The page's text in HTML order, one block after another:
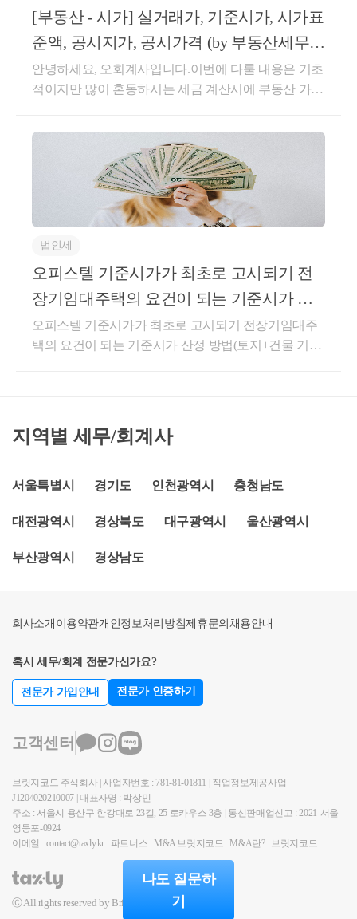
나도 질문하
기
문 문용현 세무사 입니다. 질문하신 내용에 대하여 아
하나를 먼저 처분하셔서 1주택+1입주권인 상태를 만
드신 후, 입주권 취득일로부터 3년 이내 종전주택을 양
도하시면 1세대 1주택 양도세 비과세를 적용받을 수
개정전의 예규입니다. 따라서 A주택의 보유기간의 재
기산 제도는 무시하시고, 입주권 취득일로부터 3년 이
내에 종전주택을 양도하시면 비과세 가능합니다.양도,
서면-2021-법규재산-7774 [법규과-1235] , 2022.04.19[ 제
목 ] 1주택과 2조합원입주권을 보유한 1세대가 1조합
원입주권을 양도한 후 1주택을 양도하는 경우 1세대1
주택 특례에 따른 보유기간 기산일[ 요 지 ]1주택과 2조
합원입주권을 소유하다가 C조합원입주권을 먼저 양
도하여 과세된 후, A주택을 ｢소득세법 시행령｣ 제156
세대1주택으로 보아 같은 영 제154조제1항을 적용하
는 것이며, 이 경우 같은 항에 따른 보유기간은 C조합
셔서 1년이상 거주하시고, 주택완공일로부터 3년 이내
을 보유한 상태에서, 기존 1주택의 양도세 비과세 요건
년 이내 종전주택 양도하는 경우a. 종전주택을 취득한
날부터 1년 이상 지난 후 분양권(조합원입주권) 취득b.
로부터 3년이 지난 후 종전주택을 양도하는 경우a. 종
원입주권)취득b. 재개발·재건축 주택이 완성된 후 3년
이내 재개발·재건축주택으로 세대전원이 이사하여 1
년이상 계속 거주할 것c. 재개발·재건축주택이 완성되
기 전 또는 완성된 후 3년 이내에 종전주택 양도d. 종전
주택은 1세대 1주택 비과세 요건(2년 이상 보유 및 거
다.
[부동산 - 시가] 실거래가, 기준시가, 시가표
준액, 공시지가, 공시가격 (by 부동산세무
사/부산세무사)
안녕하세요, 오회계사입니다.이번에 다룰 내용은 기초
적이지만 많이 혼동하시는 세금 계산시에 부동산 가액
준시가, 시가표준액, 공시지가, 공시가격 등 용어도 다
양하여 이에 대한 정리도 해보겠습니다.세부적으로 살
펴보면,세금에 따라 부동산의 가액을 적용하는 것에
차이가 있습니다취득세, 재산세, 종부세, 양도세, 상속
세, 증여세별로 세액 계산시 부동산 가액을 적용하는
기준에 차이가 있는데 이를 정리하면 아래와 같습니
다.기준이 되는 적용금액에 대해서 항목별로 살펴보겠
습니다.실거래가는 실제 매매가격으로 양도세와 매매
가 신고가 도입된 이후, 계약 체결일로부터 30일이내
에 실거래가 신고를 해야합니다. 예전에는 60일이었으
나, 20.2.20일 개정 시행으로 현재는 30일로 단축되었습
통령령으로 정하는 사항을 거래계약의 체결일부터 30
일 이내에 그 권리의 대상인 부동산등(권리에 관한 계
소재지를 관할하는 시장ㆍ군수 또는 구청장(이하 “신
만, 거래당사자 중 일방이 국가, 지방자치단체, 대통령
는 국가등이 신고를 하여야 한다.양도세는 현재는 실
아닌 기준시가를 적용하였습니다.취득세는 부동산 실
래가를 기준으로 세금을 계산합니다. 여기서 증여, 상
속의 경우에는 시가표준액이 됩니다.지방세법제10조
(과세표준)② 제1항에 따른 취득 당시의 가액은 취득자
표시가 없거나 그 신고가액이 제4조에서 정하는 시가
다음 각 호의 취득(증여ㆍ기부, 그 밖의 무상취득및
「소득세법」 제101조제1항 또는 「법인세법」 제52
조제1항에 따른 거래로 인한 취득은제외한다)에 대하
여는 제2항 단서 및 제3항 후단에도 불구하고 사실상
의 취득가격또는 연부금액을 과세표준으로 한다. &lt;
개정 2015. 7. 24., 2016. 1. 19.&gt;1. 국가, 지방자치단체
또는 지방자치단체조합으로부터의 취득2. 외국으로부
법인세
오피스텔 기준시가가 최초로 고시되기 전
장기임대주택의 요건이 되는 기준시가 산
정 방법
오피스텔 기준시가가 최초로 고시되기 전장기임대주
택의 요건이 되는 기준시가 산정 방법(토지+건물 기준
다목에 따라 고시된 오피스텔 기준시가가 없는 경우에
는 같은 호 가목의 가액과 나목의 가액의 합계액을 기
변 신청의 사실관계와 같이, ｢소득세법 시행령｣ 제167
판단하는 경우로서, 오피스텔을 주택으로 임대 개시하
고시된 오피스텔 기준시가가 없는 경우에는 같은 호
여부를 판단하는 것입니다.상세내용1. 사실관계○’18.0
계약 및 임대사업자 등록* *소득법§168에 따른 사업자
등록 및 민특법§5에 따른 임대사업자등록○’20.12.07. B
오피스텔 준공○’20.12.17. B오피스텔 임대개시 *임대
은 없음○’24.12.16. B오피스텔 단기임대사업자 자동말
임대개시일 당시 기준시가 6억원 요건 외 소득령§155
⑳ 거주주택 요건 모두 충족한 것으로 전제2. 질의내용
○신축 오피스텔을 주택으로 임대 개시하는 날 당시 오
피스텔의 토지와 건물에 대해 국세청장이 일괄 산정하
여 고시한 기준시가(소득법§99①(1)다목)가 없는 경우
-소득령§167의3①(2) 장기임대주택 요건 기준이 되는
기준시가 산정 방법3. 관련법령□소득세법(2020.1.1. 법
지역별 세무/회계사
서울특별시 경기도 인천광역시 충청남도
대전광역시 경상북도 대구광역시 울산광역시
부산광역시 경상남도
회사소개 이용약관개인정보처리방침제휴문의 채용안내
혹시 세무/회계 전문가신가요?
전문가 가입안내 전문가 인증하기
고객센터
브릿지코드 주식회사 | 사업자번호 : 781-81-01811 | 직업정보제공사업
J1204020210007 | 대표자명 : 박상민
주소 : 서울시 용산구 한강대로 23길, 25 로카우스 3층 | 통신판매업신고 : 2021-서울
영등포-0924
이메일 : contact@taxly.kr
파트너스 M&A 브릿지코드 M&A란? 브릿지코드
Ⓒ All rights reserved by BridgeCode.